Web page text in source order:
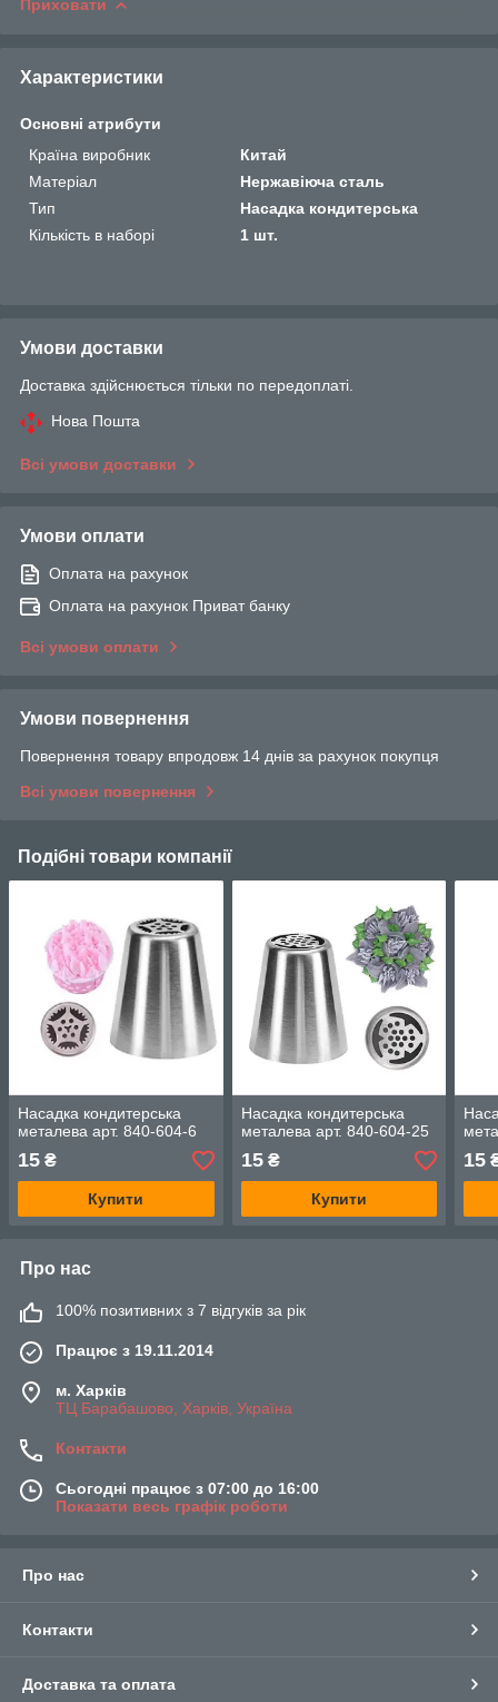
Приховати
Характеристики
Основні атрибути
Країна виробник
Китай
Матеріал
Нержавіюча сталь
Тип
Насадка кондитерська
Кількість в наборі
1 шт.
Умови доставки
Доставка здійснюється тільки по передоплаті.
Нова Пошта
Всі умови доставки
Умови оплати
Оплата на рахунок
Оплата на рахунок Приват банку
Всі умови оплати
Умови повернення
Повернення товару впродовж 14 днів за рахунок покупця
Всі умови повернення
Подібні товари компанії
Насадка кондитерська
металева арт. 840-604-6
15 ₴
Купити
Насадка кондитерська
металева арт. 840-604-25
15₴
Купити
15
Про нас
100% позитивних з 7 відгуків за рік
Працює з 19.11.2014
м. Харків
ТЦ Барабашово, Харків, Україна
Контакти
Сьогодні працює з 07:00 до 16:00
Показати весь графік роботи
Про нас
Контакти
Доставка та оплата